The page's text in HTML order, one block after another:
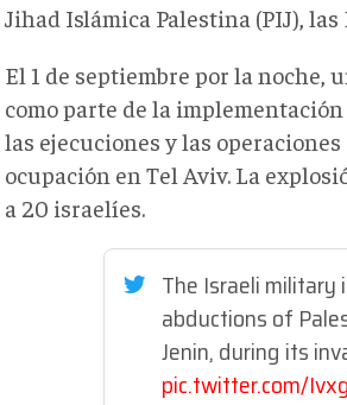
Jihad Islámica Palestina (PIJ),
El 1 de septiembre por la noche,
como parte de la
las ejecuciones y las
ocupación en Tel Aviv. La
a 20 israelíes.
The Israeli military
abductions of
Jenin, during its
pic.twitter.com/